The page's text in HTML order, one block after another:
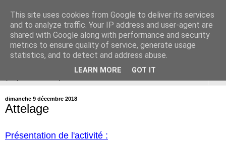
ÉDUCATION CANINE de
BALLAN-MIRÉ (37)
dimanche 9 décembre 2018
Attelage
Présentation de l'activité :
This site uses cookies from Google to deliver its services
and to analyze traffic. Your IP address and user-agent are
shared with Google along with performance and security
metrics to ensure quality of service, generate usage
statistics, and to detect and address abuse.
LEARN MORE GOT IT